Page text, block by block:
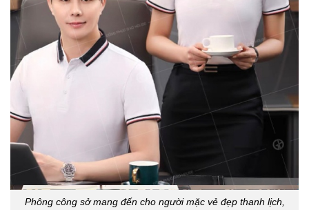
Phông công sở mang đến cho người mặc vẻ đẹp thanh lịch,